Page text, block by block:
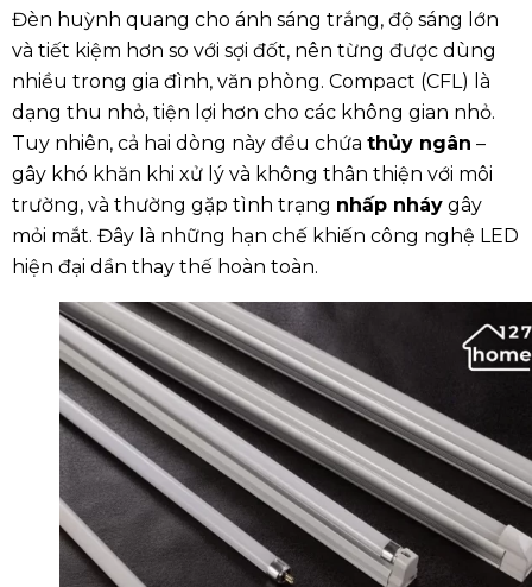
Đèn huỳnh quang cho ánh sáng trắng, độ sáng lớn
và tiết kiệm hơn so với sợi đốt, nên từng được dùng
nhiều trong gia đình, văn phòng. Compact (CFL) là
dạng thu nhỏ, tiện lợi hơn cho các không gian nhỏ.
Tuy nhiên, cả hai dòng này đều chứa thủy ngân –
gây khó khăn khi xử lý và không thân thiện với môi
trường, và thường gặp tình trạng nhấp nháy gây
mỏi mắt. Đây là những hạn chế khiến công nghệ LED
hiện đại dần thay thế hoàn toàn.